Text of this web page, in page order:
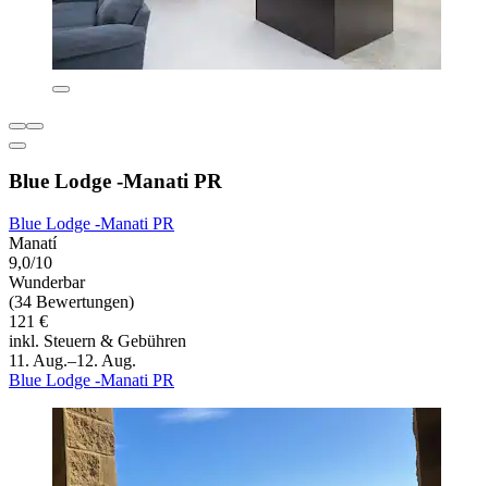
Blue Lodge -Manati PR
Blue Lodge -Manati PR
Manatí
9,0/10
Wunderbar
(34 Bewertungen)
121 €
inkl. Steuern & Gebühren
11. Aug.–12. Aug.
Blue Lodge -Manati PR